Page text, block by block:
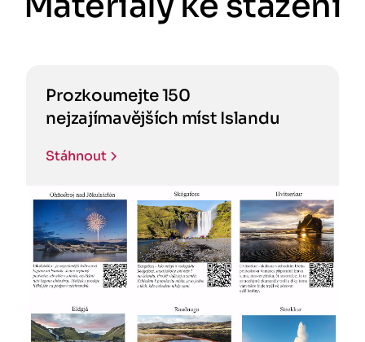
Prozkoumejte 150
nejzajímavějších míst Islandu
Stáhnout